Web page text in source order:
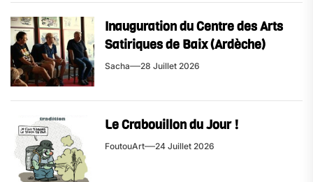
Inauguration du Centre des Arts
Satiriques de Baix (Ardèche)
Sacha 28 Juillet 2026
Le Crabouillon du Jour !
FoutouArt 24 Juillet 2026